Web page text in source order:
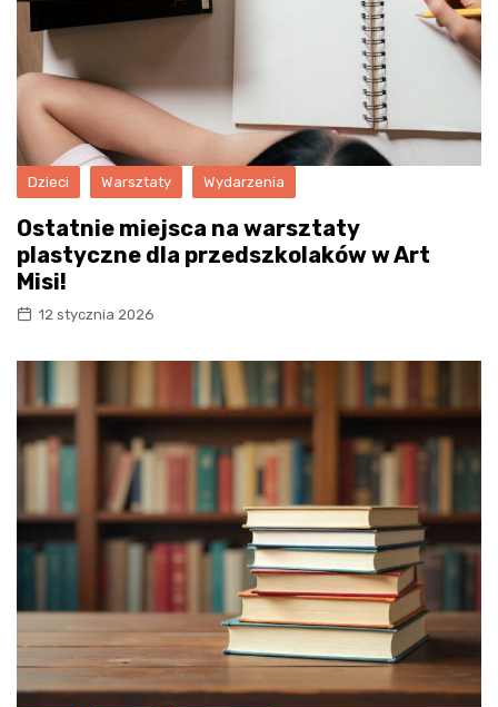
Dzieci Warsztaty Wydarzenia
Ostatnie miejsca na warsztaty
plastyczne dla przedszkolaków w Art
Misi!
12 stycznia 2026